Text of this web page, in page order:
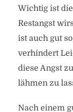
Wichtig ist
Restangst
ist auch gut
verhindert
diese Angst
lähmen zu
Nach einem